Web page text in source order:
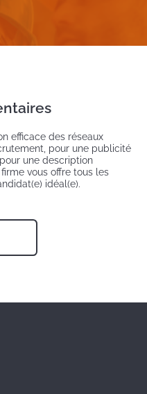
efficace des réseaux
pour une publicité
une description
vous offre tous les
idéal(e).